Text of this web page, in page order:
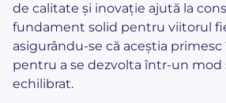
de calitate și inovație ajută la
fundament solid pentru viitorul
asigurându-se că aceștia primesc
pentru a se dezvolta într-un mod
echilibrat.